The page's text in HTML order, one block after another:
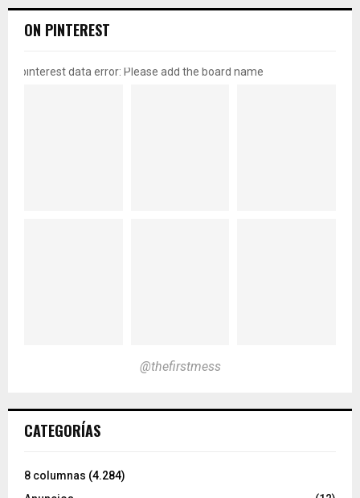
ON PINTEREST
pinterest data error: Please add the board name
@thefirstmess
CATEGORÍAS
8 columnas (4.284)